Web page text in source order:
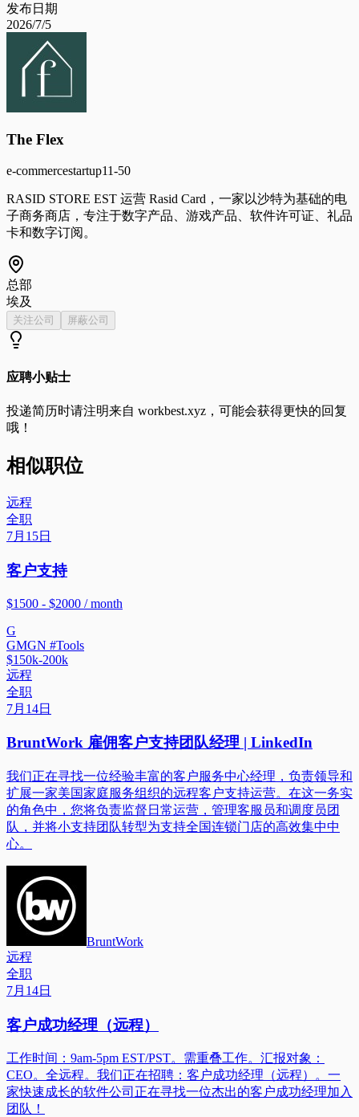
发布日期
2026/7/5
The Flex
e-commercestartup11-50
RASID STORE EST 运营 Rasid Card，一家以沙特为基础的电
子商务商店，专注于数字产品、游戏产品、软件许可证、礼品
卡和数字订阅。
总部
埃及
关注公司 屏蔽公司
应聘小贴士
投递简历时请注明来自 workbest.xyz ，可能会获得更快的回复
哦！
相似职位
远程
全职
7月15日
客户支持
$1500 - $2000 / month
G
GMGN #Tools
$150k-200k
远程
全职
7月14日
BruntWork 雇佣客户支持团队经理 | LinkedIn
我们正在寻找一位经验丰富的客户服务中心经理，负责领导和
扩展一家美国家庭服务组织的远程客户支持运营。在这一务实
的角色中，您将负责监督日常运营，管理客服员和调度员团
队，并将小支持团队转型为支持全国连锁门店的高效集中中
心。
BruntWork
远程
全职
7月14日
客户成功经理（远程）
工作时间：9am-5pm EST/PST。需重叠工作。汇报对象：
CEO。全远程。我们正在招聘：客户成功经理（远程）。一
家快速成长的软件公司正在寻找一位杰出的客户成功经理加入
团队！